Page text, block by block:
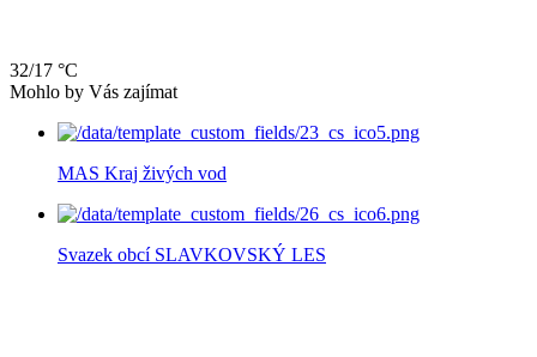
32/17 °C
Mohlo by Vás zajímat
MAS Kraj živých vod
Svazek obcí SLAVKOVSKÝ LES